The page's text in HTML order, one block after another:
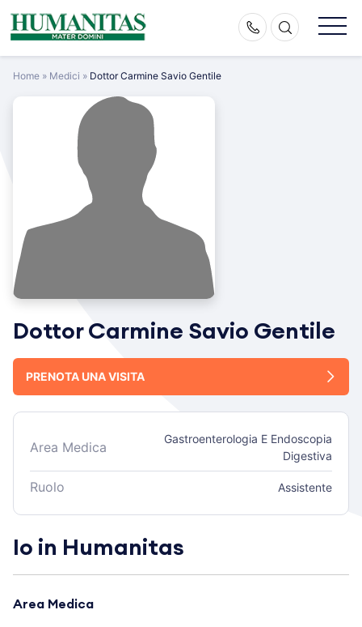
Skip
to
Home » Medici » Dottor Carmine Savio Gentile
Dottor Carmine Savio Gentile
PRENOTA UNA VISITA
Area Medica
Gastroenterologia E Endoscopia
Digestiva
Ruolo Assistente
Io in Humanitas
Area Medica